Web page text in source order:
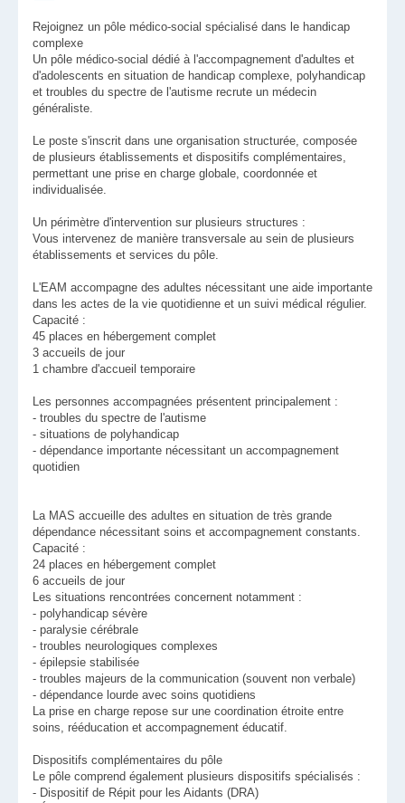
Rejoignez un pôle médico-social spécialisé dans le handicap
complexe
Un pôle médico-social dédié à l'accompagnement d'adultes et
d'adolescents en situation de handicap complexe, polyhandicap
et troubles du spectre de l'autisme recrute un médecin
généraliste.
Le poste s'inscrit dans une organisation structurée, composée
de plusieurs établissements et dispositifs complémentaires,
permettant une prise en charge globale, coordonnée et
individualisée.
Un périmètre d'intervention sur plusieurs structures :
Vous intervenez de manière transversale au sein de plusieurs
établissements et services du pôle.
L'EAM accompagne des adultes nécessitant une aide importante
dans les actes de la vie quotidienne et un suivi médical régulier.
Capacité :
45 places en hébergement complet
3 accueils de jour
1 chambre d'accueil temporaire
Les personnes accompagnées présentent principalement :
- troubles du spectre de l'autisme
- situations de polyhandicap
- dépendance importante nécessitant un accompagnement
quotidien
La MAS accueille des adultes en situation de très grande
dépendance nécessitant soins et accompagnement constants.
Capacité :
24 places en hébergement complet
6 accueils de jour
Les situations rencontrées concernent notamment :
- polyhandicap sévère
- paralysie cérébrale
- troubles neurologiques complexes
- épilepsie stabilisée
- troubles majeurs de la communication (souvent non verbale)
- dépendance lourde avec soins quotidiens
La prise en charge repose sur une coordination étroite entre
soins, rééducation et accompagnement éducatif.
Dispositifs complémentaires du pôle
Le pôle comprend également plusieurs dispositifs spécialisés :
- Dispositif de Répit pour les Aidants (DRA)